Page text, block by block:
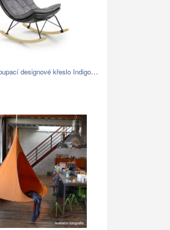
Halmar Houpací designové křeslo Indigo,…